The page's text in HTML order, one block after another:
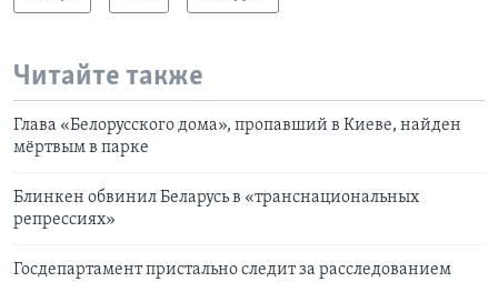
Читайте также
Глава «Белорусского дома», пропавший в Киеве, найден
мёртвым в парке
Блинкен обвинил Беларусь в «транснациональных
репрессиях»
Госдепартамент пристально следит за расследованием